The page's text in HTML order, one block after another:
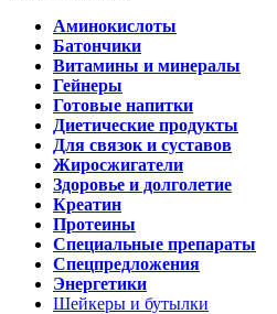
Аминокислоты
Батончики
Витамины и минералы
Гейнеры
Готовые напитки
Диетические продукты
Для связок и суставов
Жиросжигатели
Здоровье и долголетие
Креатин
Протеины
Специальные препараты
Спецпредложения
Энергетики
Шейкеры и бутылки